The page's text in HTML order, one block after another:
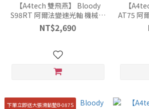
【A4tech 雙飛燕】 Bloody
S98RT 阿爾法變速光軸 機械式
鍵盤 紅色 中文 像素大戰
NT$2,690
【
AT75 阿
下單立即送大張滑鼠墊B-087S